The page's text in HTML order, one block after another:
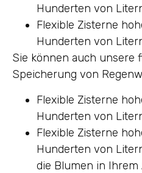
Hunderten von
Flexible Zisterne
Hunderten von
Sie können auch unsere
Speicherung von
Flexible Zisterne
Hunderten von
Flexible Zisterne
Hunderten von
die Blumen in